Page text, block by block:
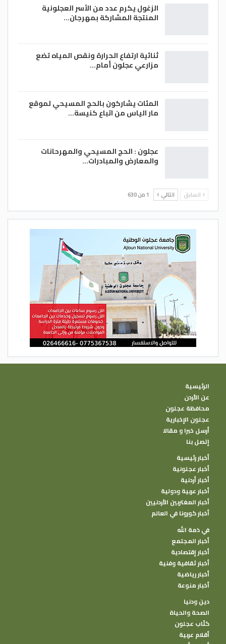
الزغول يكرم عدد من الأسر العجلونية
المنتجة المشاركة بمهرجان…
ثنائية ارتفاع الحرارة ونقص المياه تضع
مزارعي عجلون أمام…
المئات يشاركون بالحج المسيحي لموقع
مار الياس من اتباع كنيسة…
عجلون : الحج المسيحي والمهرحانات
والمعارض والمبادرات…
السابق التالي 1 من 630
الرئيسية
عن الأردن
محافظة عجلون
عجلون الإخبارية
أرسل خبرا و مقالا
إتصل بنا
أخبار رئيسية
أخبار عجلونية
أخبار أردنية
أخبار عربية ودولية
أخبار المغتربين الأردنيين
أخبار كورونا في العالم
في ذمة الله
أخبار المجتمع
أخبار إقتصادية
أخبار ثقافية وفنية
أخبار رياضية
أخبار منوعة
دين ودنيا
الصحة والحياة
كتًاب عجلون
أقلام عربية